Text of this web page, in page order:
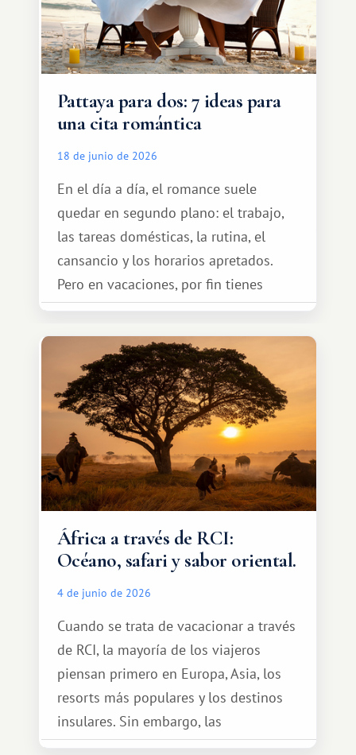
Pattaya para dos: 7 ideas para
una cita romántica
18 de junio de 2026
En el día a día, el romance suele
quedar en segundo plano: el trabajo,
las tareas domésticas, la rutina, el
cansancio y los horarios apretados.
Pero en vacaciones, por fin tienes
espacio para dos y ganas de hacer algo
especial por tu pareja. No tiene por
qué ser algo grandioso, pero sí algo
cálido y memorable.
África a través de RCI:
Océano, safari y sabor oriental.
4 de junio de 2026
Cuando se trata de vacacionar a través
de RCI, la mayoría de los viajeros
piensan primero en Europa, Asia, los
resorts más populares y los destinos
insulares. Sin embargo, las
oportunidades que ofrece el sistema